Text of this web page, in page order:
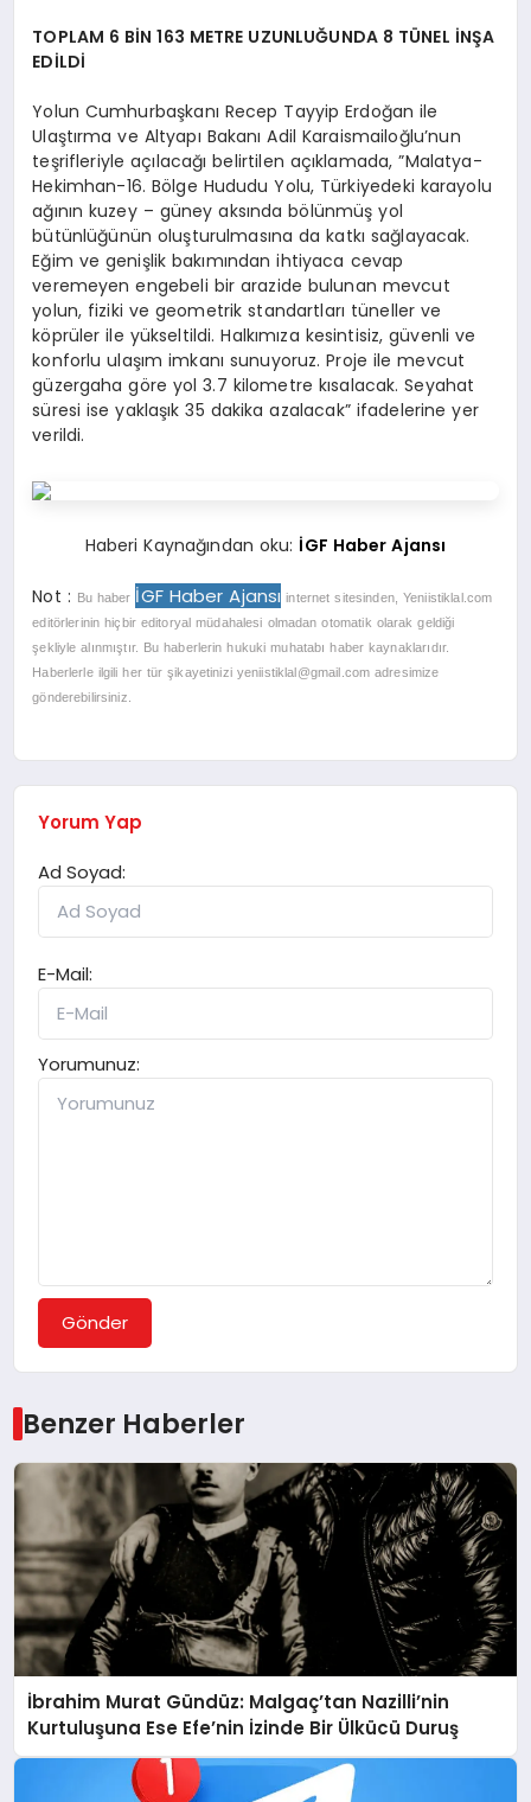
TOPLAM 6 BİN 163 METRE UZUNLUĞUNDA 8 TÜNEL İNŞA
EDİLDİ
Yolun Cumhurbaşkanı Recep Tayyip Erdoğan ile
Ulaştırma ve Altyapı Bakanı Adil Karaismailoğlu’nun
teşrifleriyle açılacağı belirtilen açıklamada, ”Malatya-
Hekimhan-16. Bölge Hududu Yolu, Türkiyedeki karayolu
ağının kuzey – güney aksında bölünmüş yol
bütünlüğünün oluşturulmasına da katkı sağlayacak.
Eğim ve genişlik bakımından ihtiyaca cevap
veremeyen engebeli bir arazide bulunan mevcut
yolun, fiziki ve geometrik standartları tüneller ve
köprüler ile yükseltildi. Halkımıza kesintisiz, güvenli ve
konforlu ulaşım imkanı sunuyoruz. Proje ile mevcut
güzergaha göre yol 3.7 kilometre kısalacak. Seyahat
süresi ise yaklaşık 35 dakika azalacak” ifadelerine yer
verildi.
Haberi Kaynağından oku: İGF Haber Ajansı
Not : Bu haber İGF Haber Ajansı internet sitesinden, Yeniistiklal.com
editörlerinin hiçbir editoryal müdahalesi olmadan otomatik olarak geldiği
şekliyle alınmıştır. Bu haberlerin hukuki muhatabı haber kaynaklarıdır.
Haberlerle ilgili her tür şikayetinizi yeniistiklal@gmail.com adresimize
gönderebilirsiniz.
Yorum Yap
Ad Soyad:
E-Mail:
Yorumunuz:
Gönder
Benzer Haberler
İbrahim Murat Gündüz: Malgaç’tan Nazilli’nin
Kurtuluşuna Ese Efe’nin İzinde Bir Ülkücü Duruş